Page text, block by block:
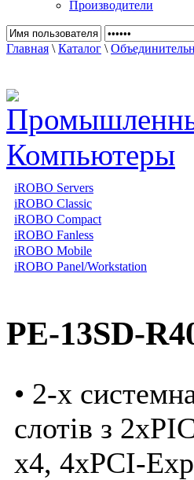
Производители
Главная \ Каталог \
iROBO Servers
iROBO Classic
iROBO Compact
iROBO Fanless
iROBO Mobile
iROBO Panel/Workstation
PE-13SD-
• 2-x
слотів з
x4, 4xPCI-